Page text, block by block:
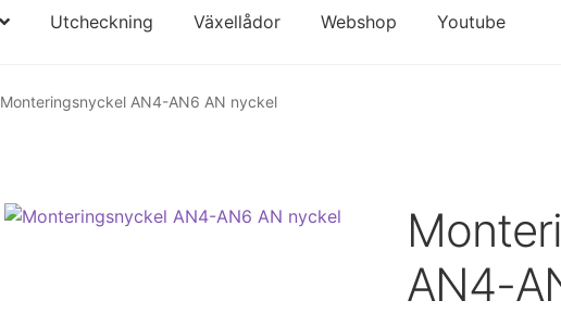
Utcheckning Växellådor Webshop Youtube
Monteringsnyckel AN4-AN6 AN nyckel
AN4-